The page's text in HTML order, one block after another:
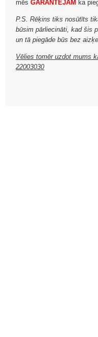
mēsGARANTĒJAM ka
P.S. Rēķins tiks nosūtīts
būsim pārliecināti, kad šis
un tā piegāde būs bez
Vēlies tomēr uzdot mums
22003030